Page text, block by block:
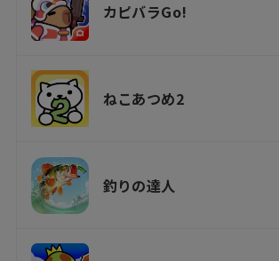
カピバラGo!
ねこあつめ2
釣りの達人